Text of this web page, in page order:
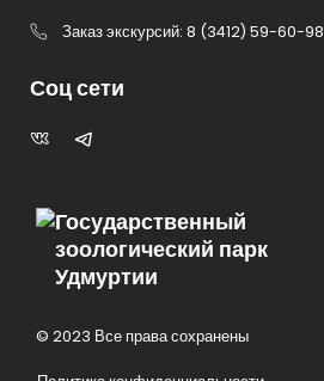
Государственный
зоологический парк
Удмуртии
© 2023 Все права сохранены
Заказ экскурсий: 8 (3412) 59-60-98
Соц сети